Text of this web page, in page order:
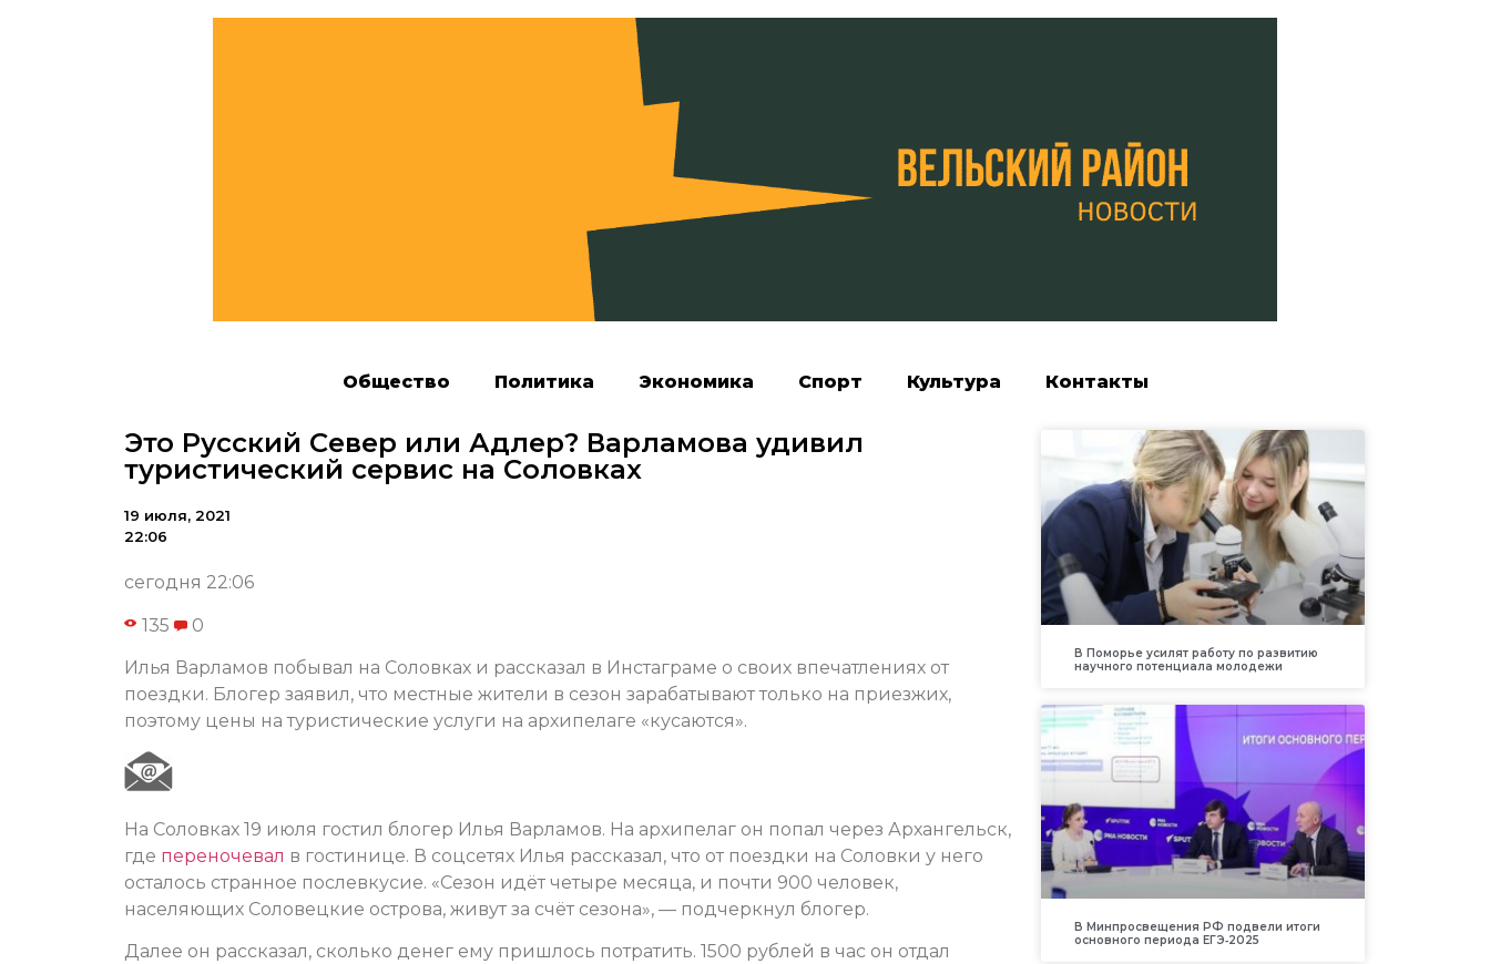
Общество Политика Экономика Спорт Культура Контакты
Это Русский Север или Адлер? Варламова удивил
туристический сервис на Соловках
19 июля, 2021
22:06
сегодня 22:06
135 0
Илья Варламов побывал на Соловках и рассказал в Инстаграме о своих впечатлениях от
поездки. Блогер заявил, что местные жители в сезон зарабатывают только на приезжих,
поэтому цены на туристические услуги на архипелаге «кусаются».
На Соловках 19 июля гостил блогер Илья Варламов. На архипелаг он попал через Архангельск,
где переночевал в гостинице. В соцсетях Илья рассказал, что от поездки на Соловки у него
осталось странное послевкусие. «Сезон идёт четыре месяца, и почти 900 человек,
населяющих Соловецкие острова, живут за счёт сезона», — подчеркнул блогер.
Далее он рассказал, сколько денег ему пришлось потратить. 1500 рублей в час он отдал
В Поморье усилят работу по развитию
научного потенциала молодежи
В Минпросвещения РФ подвели итоги
основного периода ЕГЭ‑2025